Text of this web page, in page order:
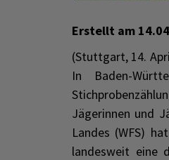
Erstellt am
(Stuttgart, 14.
In Baden-
Jägerinnen und
Landes (WFS)
landesweit eine